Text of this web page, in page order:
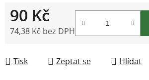
90 Kč
74,38 Kč bez DPH
Tisk Zeptat se Hlídat